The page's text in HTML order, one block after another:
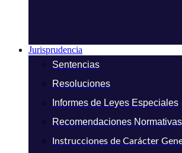
Jurisprudencia
Sentencias
Resoluciones
Informes de Leyes Especiales
Recomendaciones Normativas
Instrucciones de Carácter